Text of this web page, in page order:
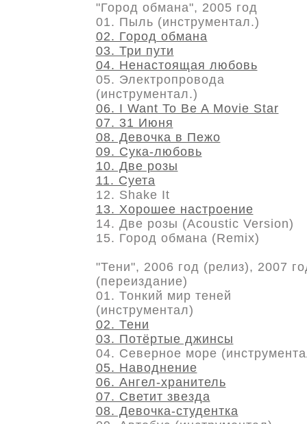
"Город обмана", 2005 год
01. Пыль (инструментал.)
02. Город обмана
03. Три пути
04. Ненастоящая любовь
05. Электропровода
(инструментал.)
06. I Want To Be A Movie Star
07. 31 Июня
08. Девочка в Пежо
09. Сука-любовь
10. Две розы
11. Суета
12. Shake It
13. Хорошее настроение
14. Две розы (Acoustic Version)
15. Город обмана (Remix)
"Тени", 2006 год (релиз), 2007
(переиздание)
01. Тонкий мир теней
(инструментал)
02. Тени
03. Потёртые джинсы
04. Северное море
05. Наводнение
06. Ангел-хранитель
07. Светит звезда
08. Девочка-студентка